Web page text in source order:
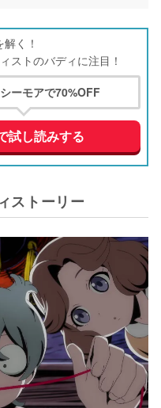
く！
ストのバディに注目！
ーモアで70%OFF
試し読みする
ストーリー